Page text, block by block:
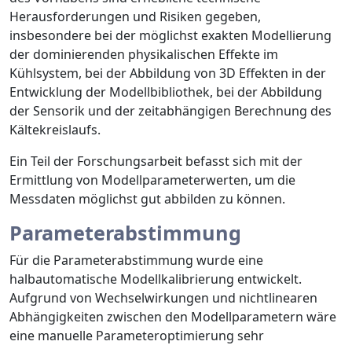
Herausforderungen und Risiken gegeben,
insbesondere bei der möglichst exakten Modellierung
der dominierenden physikalischen Effekte im
Kühlsystem, bei der Abbildung von 3D Effekten in der
Entwicklung der Modellbibliothek, bei der Abbildung
der Sensorik und der zeitabhängigen Berechnung des
Kältekreislaufs.
Ein Teil der Forschungsarbeit befasst sich mit der
Ermittlung von Modellparameterwerten, um die
Messdaten möglichst gut abbilden zu können.
Parameterabstimmung
Für die Parameterabstimmung wurde eine
halbautomatische Modellkalibrierung entwickelt.
Aufgrund von Wechselwirkungen und nichtlinearen
Abhängigkeiten zwischen den Modellparametern wäre
eine manuelle Parameteroptimierung sehr